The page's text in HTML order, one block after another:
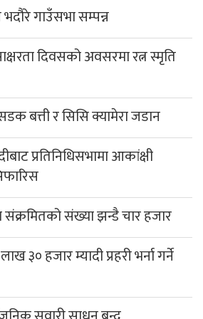
भदौरे गाउँसभा सम्पन्न
दिवसको अवसरमा रत्न स्मृति
बत्ती र सिसि क्यामेरा जडान
प्रतिनिधिसभामा आकांक्षी
संक्रमितको संख्या झन्डै चार हजार
३० हजार म्यादी प्रहरी भर्ना गर्ने